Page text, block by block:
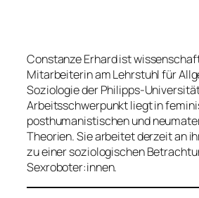
Constanze Erhard ist
Mitarbeiterin am Lehrstuhl für
Soziologie der Philipps-
Arbeitsschwerpunkt liegt in
posthumanistischen und
Theorien. Sie arbeitet derzeit an
zu einer soziologischen
Sexroboter:innen.